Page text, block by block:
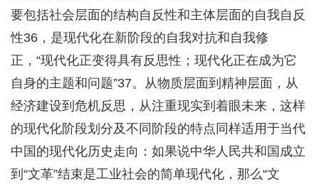
要包括社会层面的结构自反性和主体层面的自我自反
性36，是现代化在新阶段的自我对抗和自我修
正，“现代化正变得具有反思性；现代化正在成为它
自身的主题和问题”37。从物质层面到精神层面，从
经济建设到危机反思，从注重现实到着眼未来，这样
的现代化阶段划分及不同阶段的特点同样适用于当代
中国的现代化历史走向：如果说中华人民共和国成立
到“文革”结束是工业社会的简单现代化，那么“文